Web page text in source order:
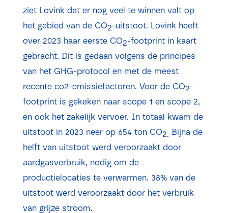
ziet Lovink dat er nog veel te winnen valt op
het gebied van de CO2-uitstoot. Lovink heeft
over 2023 haar eerste CO2-footprint in kaart
gebracht. Dit is gedaan volgens de principes
van het GHG-protocol en met de meest
recente co2-emissiefactoren. Voor de CO2-
footprint is gekeken naar scope 1 en scope 2,
en ook het zakelijk vervoer. In totaal kwam de
uitstoot in 2023 neer op 654 ton CO2. Bijna de
helft van uitstoot werd veroorzaakt door
aardgasverbruik, nodig om de
productielocaties te verwarmen. 38% van de
uitstoot werd veroorzaakt door het verbruik
van grijze stroom.